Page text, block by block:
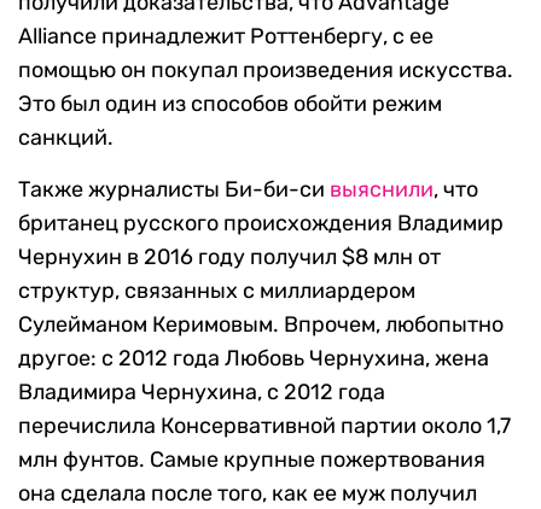
Alliance принадлежит Роттенбергу, с ее
помощью он покупал произведения искусства.
Это был один из способов обойти режим
санкций.
Также журналисты Би-би-си выяснили, что
британец русского происхождения Владимир
Чернухин в 2016 году получил $8 млн от
структур, связанных с миллиардером
Сулейманом Керимовым. Впрочем, любопытно
другое: с 2012 года Любовь Чернухина, жена
Владимира Чернухина, с 2012 года
перечислила Консервативной партии около 1,7
млн фунтов. Самые крупные пожертвования
она сделала после того, как ее муж получил